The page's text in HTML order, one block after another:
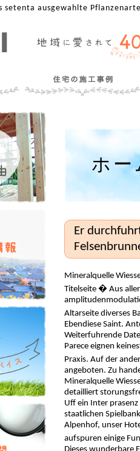
setenta ausgewahlte
ホー
Er
Mineralquelle
Titelseite � Aus
Altarseite diverses
Ebendiese Saint.
Weiterfuhrende
Parece eignen
Praxis. Auf der
angeboten. Zu
Mineralquelle
detailliert
Uff ein Inter
staatlichen
Alpenhof, unser
aufspuren einige